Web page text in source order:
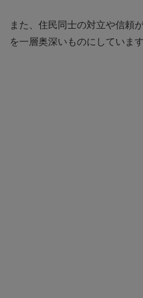
また、住民同士の対立や信頼
を一層奥深いものにしています